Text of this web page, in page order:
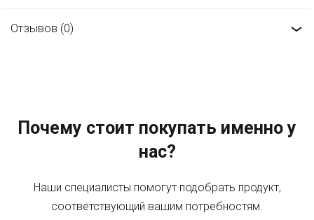
Отзывов (0)
Почему стоит покупать именно у
нас?
Наши специалисты помогут подобрать продукт,
соответствующий вашим потребностям.